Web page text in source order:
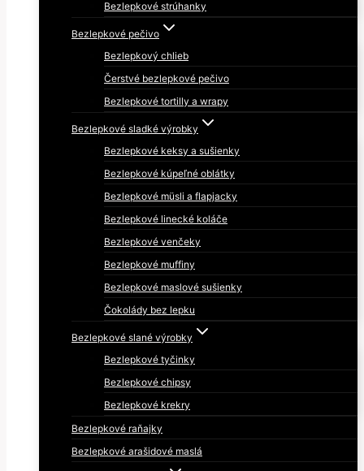
Bezlepkové strúhanky
Bezlepkové pečivo
Bezlepkový chlieb
Čerstvé bezlepkové pečivo
Bezlepkové tortilly a wrapy
Bezlepkové sladké výrobky
Bezlepkové keksy a sušienky
Bezlepkové kúpeľné oblátky
Bezlepkové müsli a flapjacky
Bezlepkové linecké koláče
Bezlepkové venčeky
Bezlepkové muffiny
Bezlepkové maslové sušienky
Čokolády bez lepku
Bezlepkové slané výrobky
Bezlepkové tyčinky
Bezlepkové chipsy
Bezlepkové krekry
Bezlepkové raňajky
Bezlepkové arašidové maslá